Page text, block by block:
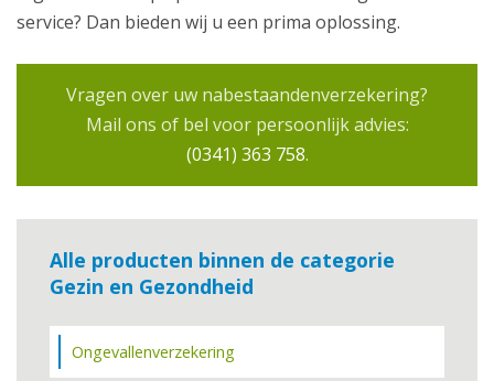
service? Dan bieden wij u een prima oplossing.
Vragen over uw nabestaandenverzekering?
Mail ons of bel voor persoonlijk advies:
(0341) 363 758.
Alle producten binnen de categorie
Gezin en Gezondheid
Ongevallenverzekering